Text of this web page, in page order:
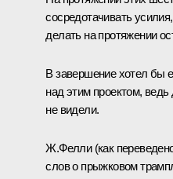
сосредотачивать
делать на протяжении
В завершение хотел бы
над этим проектом,
не видели.
Ж.Фелли (как
слов о прыжковом